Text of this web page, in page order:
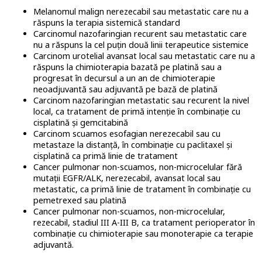
Melanomul malign nerezecabil sau metastatic care nu a
răspuns la terapia sistemică standard
Carcinomul nazofaringian recurent sau metastatic care
nu a răspuns la cel puțin două linii terapeutice sistemice
Carcinom urotelial avansat local sau metastatic care nu a
răspuns la chimioterapia bazată pe platină sau a
progresat în decursul a un an de chimioterapie
neoadjuvantă sau adjuvantă pe bază de platină
Carcinom nazofaringian metastatic sau recurent la nivel
local, ca tratament de primă intenție în combinație cu
cisplatină și gemcitabină
Carcinom scuamos esofagian nerezecabil sau cu
metastaze la distanță, în combinație cu paclitaxel și
cisplatină ca primă linie de tratament
Cancer pulmonar non-scuamos, non-microcelular fără
mutații EGFR/ALK, nerezecabil, avansat local sau
metastatic, ca primă linie de tratament în combinație cu
pemetrexed sau platină
Cancer pulmonar non-scuamos, non-microcelular,
rezecabil, stadiul III A-III B, ca tratament perioperator în
combinație cu chimioterapie sau monoterapie ca terapie
adjuvantă.